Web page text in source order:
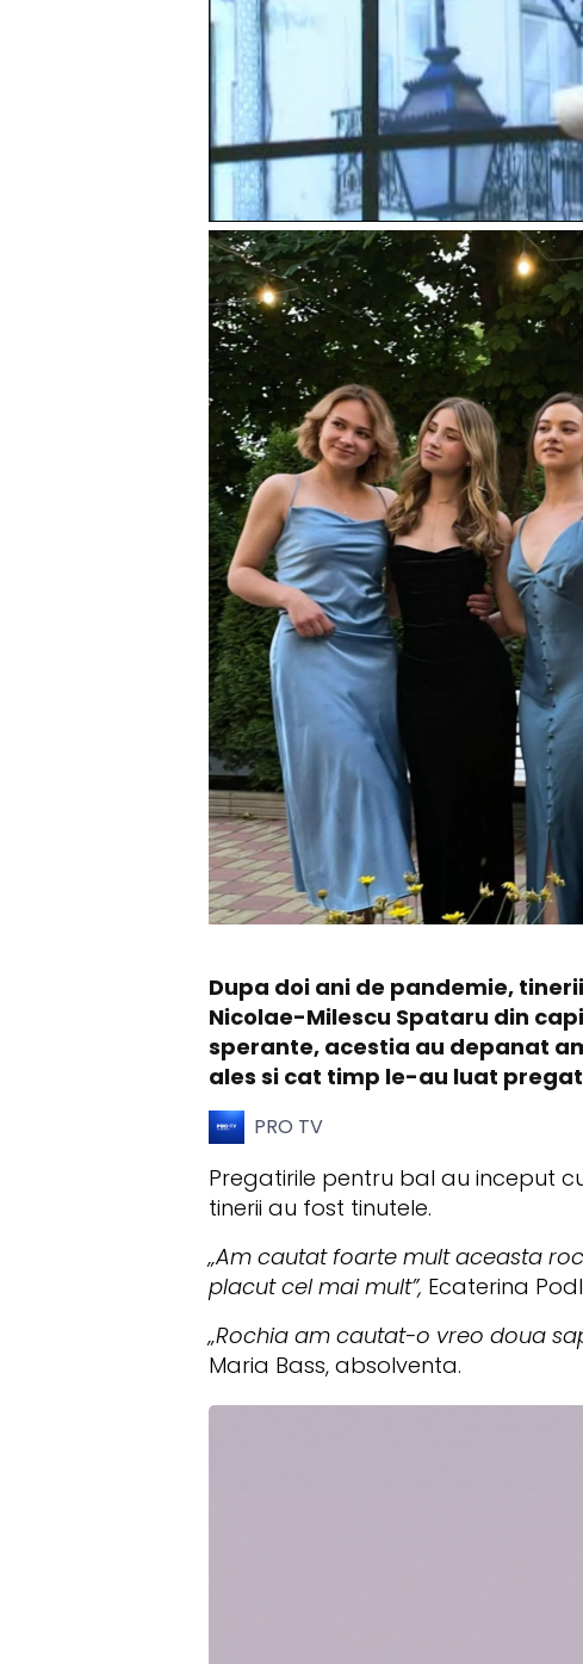
Dupa doi ani de pandemie,
Nicolae-Milescu Spataru din
sperante, acestia au depanat
ales si cat timp le-au luat
PRO TV
Pregatirile pentru bal au inceput
tinerii au fost tinutele.
„Am cautat foarte mult aceasta
placut cel mai mult”, Ecaterina
„Rochia am cautat-o vreo doua
Maria Bass, absolventa.